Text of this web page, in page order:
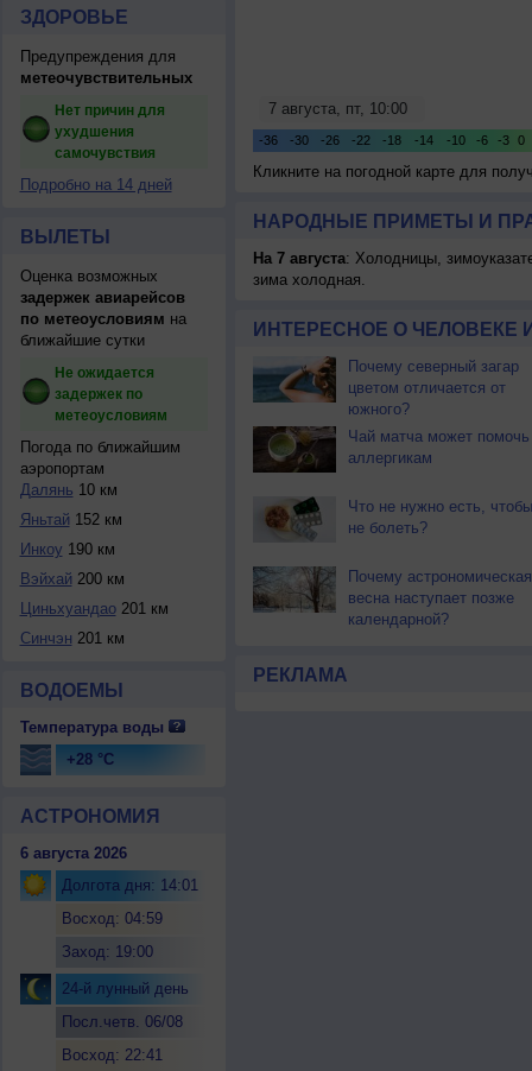
ЗДОРОВЬЕ
Предупреждения для
метеочувствительных
Нет причин для
ухудшения
самочувствия
Подробно на 14 дней
ВЫЛЕТЫ
Оценка возможных
задержек авиарейсов
по метеоусловиям на
ближайшие сутки
Не ожидается
задержек по
метеоусловиям
Погода по ближайшим
аэропортам
Далянь 10 км
Яньтай 152 км
Инкоу 190 км
Вэйхай 200 км
Циньхуандао201 км
Синчэн 201 км
ВОДОЕМЫ
Температура воды
+28 °C
АСТРОНОМИЯ
6 августа 2026
Долгота дня: 14:01
Восход: 04:59
Заход: 19:00
24-й лунный день
Посл.четв. 06/08
Восход: 22:41
Кликните на погодной карте для
НАРОДНЫЕ ПРИМЕТЫ И
На 7 августа: Холодницы,
зима холодная.
ИНТЕРЕСНОЕ О ЧЕЛОВЕКЕ
Почему северный загар
цветом отличается от
южного?
Чай матча может помочь
аллергикам
Что не нужно есть, чтобы
не болеть?
Почему астрономическая
весна наступает позже
календарной?
РЕКЛАМА